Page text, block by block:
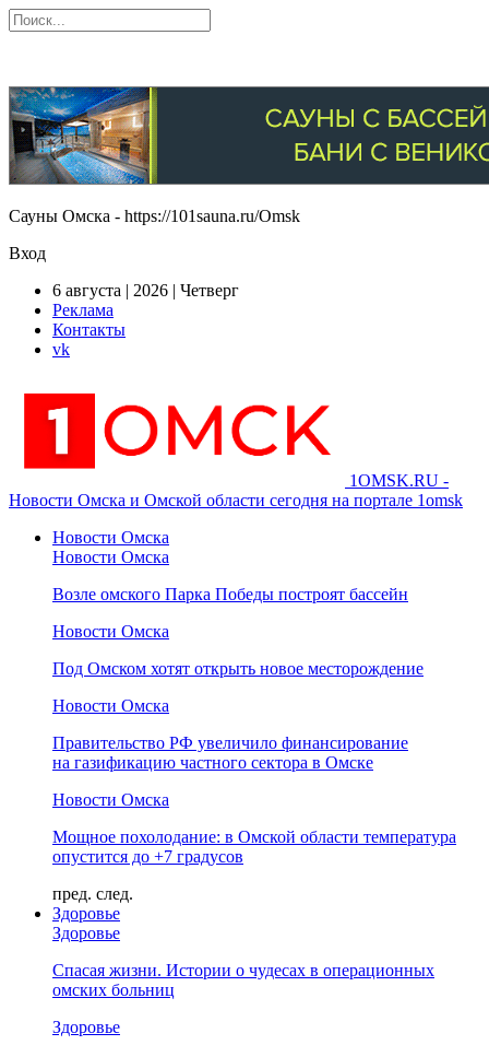
Сауны Омска - https://101sauna.ru/Omsk
Вход
6 августа | 2026 | Четверг
Реклама
Контакты
vk
1OMSK.RU -
Новости Омска и Омской области сегодня на портале 1omsk
Новости Омска
Новости Омска
Возле омского Парка Победы построят бассейн
Новости Омска
Под Омском хотят открыть новое месторождение
Новости Омска
Правительство РФ увеличило финансирование
на газификацию частного сектора в Омске
Новости Омска
Мощное похолодание: в Омской области температура
опустится до +7 градусов
пред. след.
Здоровье
Здоровье
Спасая жизни. Истории о чудесах в операционных
омских больниц
Здоровье